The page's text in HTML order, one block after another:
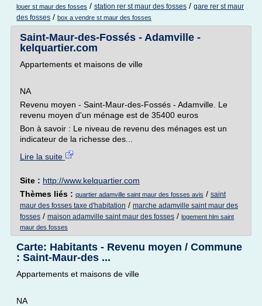
louer st maur des fosses / station rer st maur des fosses / gare rer st maur
des fosses / box a vendre st maur des fosses
Saint-Maur-des-Fossés - Adamville -
kelquartier.com
Appartements et maisons de ville
NA
Revenu moyen - Saint-Maur-des-Fossés - Adamville. Le
revenu moyen d'un ménage est de 35400 euros
Bon à savoir : Le niveau de revenu des ménages est un
indicateur de la richesse des...
Lire la suite
Site : http://www.kelquartier.com
Thèmes liés : quartier adamville saint maur des fosses avis / saint
maur des fosses taxe d'habitation / marche adamville saint maur des
fosses / maison adamville saint maur des fosses / logement hlm saint
maur des fosses
Carte: Habitants - Revenu moyen / Commune
: Saint-Maur-des ...
Appartements et maisons de ville
NA